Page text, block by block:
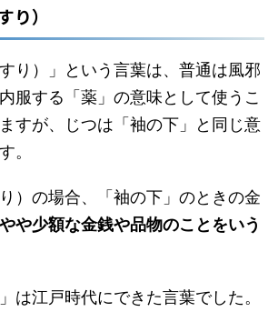
り）
り）」という言葉は、普通は風邪
服する「薬」の意味として使うこ
すが、じつは「袖の下」と同じ意
。
）の場合、「袖の下」のときの金
やや少額な金銭や品物のことをいう
は江戸時代にできた言葉でした。